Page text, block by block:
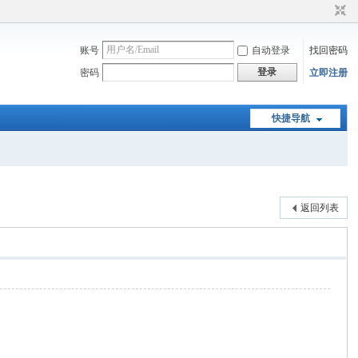
账号 自动登录
找回密码
密码
登录 立即注册
快捷导航
返回列表